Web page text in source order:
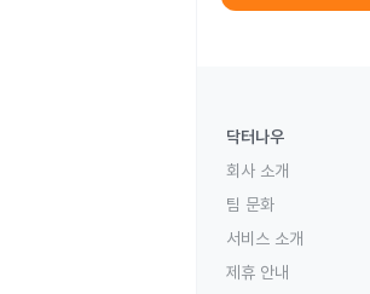
닥터나우
회사 소개
팀 문화
서비스 소개
제휴 안내